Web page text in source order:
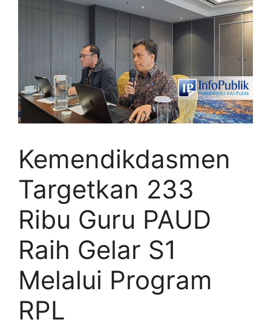
Kemendikdasmen
Targetkan 233
Ribu Guru PAUD
Raih Gelar S1
Melalui Program
RPL